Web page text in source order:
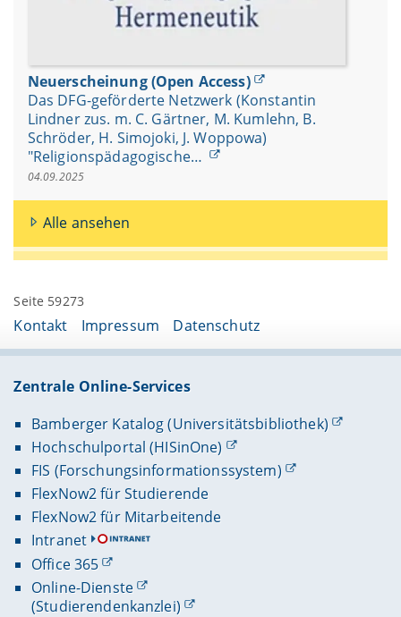
Neuerscheinung (Open Access)
Das DFG-geförderte Netzwerk (Konstantin
Lindner zus. m. C. Gärtner, M. Kumlehn, B.
Schröder, H. Simojoki, J. Woppowa)
"Religionspädagogische…
04.09.2025
Alle ansehen
Seite 59273
Kontakt Impressum Datenschutz
Zentrale Online-Services
Bamberger Katalog (Universitätsbibliothek)
Hochschulportal (HISinOne)
FIS (Forschungsinformationssystem)
FlexNow2 für Studierende
FlexNow2 für Mitarbeitende
Intranet
Office 365
Online-Dienste
(Studierendenkanzlei)